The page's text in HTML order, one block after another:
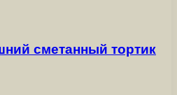
сметанный тортик